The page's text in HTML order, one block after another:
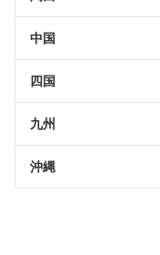
中国
四国
九州
沖縄